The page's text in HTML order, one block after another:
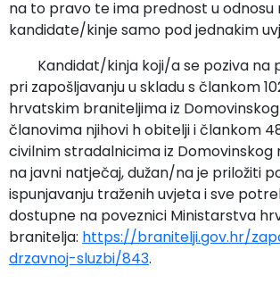
na to pravo te ima prednost u odnosu
kandidate/kinje samo pod jednakim
Kandidat/kinja koji/a se poziva na
pri zapošljavanju u skladu s člankom
hrvatskim braniteljima iz
članovima njihovi h obitelji i člankom
civilnim stradalnicima iz Domovinskog
na javni natječaj, dužan/na je priložiti
ispunjavanju traženih uvjeta i sve
dostupne na poveznici Ministarstva
branitelja: https://branitelji.gov.hr/
drzavnoj-sluzbi/843.